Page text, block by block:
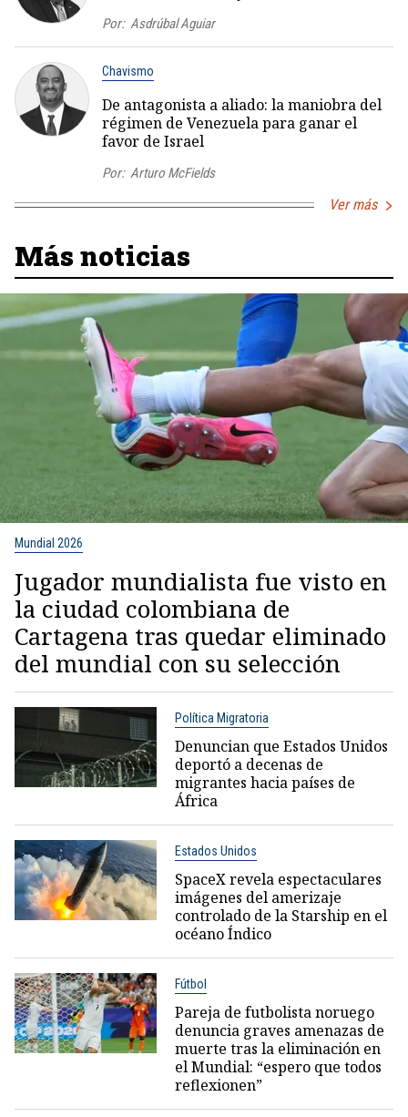
Por: Asdrúbal Aguiar
Chavismo
De antagonista a aliado: la maniobra del
régimen de Venezuela para ganar el
favor de Israel
Por: Arturo McFields
Ver más
Más noticias
Mundial 2026
Jugador mundialista fue visto en
la ciudad colombiana de
Cartagena tras quedar eliminado
del mundial con su selección
Política Migratoria
Denuncian que Estados Unidos
deportó a decenas de
migrantes hacia países de
África
Estados Unidos
SpaceX revela espectaculares
imágenes del amerizaje
controlado de la Starship en el
océano Índico
Fútbol
Pareja de futbolista noruego
denuncia graves amenazas de
muerte tras la eliminación en
el Mundial: “espero que todos
reflexionen”